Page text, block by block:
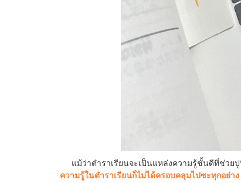
แม้ว่าตำราเรียนจะเป็นแหล่งความรู้ชั้นดีที่ช่วยปู
ความรู้ในตำราเรียนก็ไม่ได้ครอบคลุมไปซะทุกอย่าง